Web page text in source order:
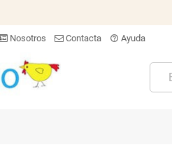
Nosotros Contacta help_outline Ayuda